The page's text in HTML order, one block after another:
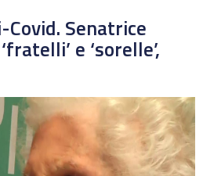
Senatrice
e ‘sorelle’,